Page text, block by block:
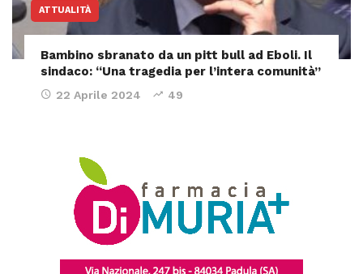
ATTUALITÀ
Bambino sbranato da un pitt bull ad Eboli. Il
sindaco: “Una tragedia per l’intera comunità”
22 Aprile 2024 49